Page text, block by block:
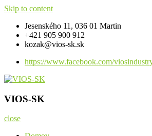
Skip to content
Jesenského 11, 036 01 Martin
+421 905 900 912
kozak@vios-sk.sk
https://www.facebook.com/
VIOS-SK
Komponenty pre strojárenské a priemyselné
VIOS-SK
close